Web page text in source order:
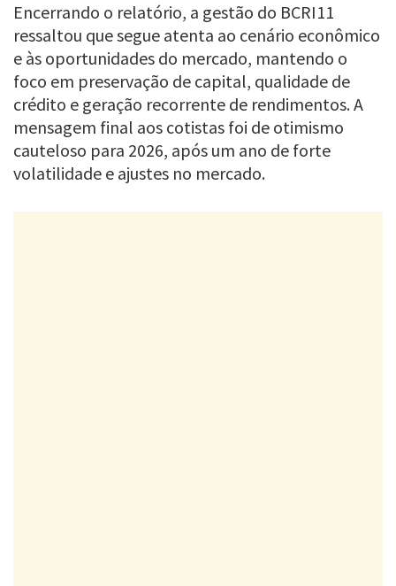
Encerrando o relatório, a gestão do BCRI11
ressaltou que segue atenta ao cenário econômico
e às oportunidades do mercado, mantendo o
foco em preservação de capital, qualidade de
crédito e geração recorrente de rendimentos. A
mensagem final aos cotistas foi de otimismo
cauteloso para 2026, após um ano de forte
volatilidade e ajustes no mercado.